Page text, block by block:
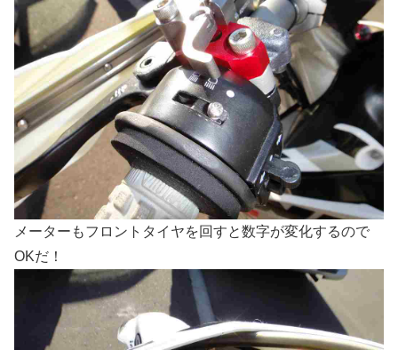
メーターもフロントタイヤを回すと数字が変化するので
OKだ！